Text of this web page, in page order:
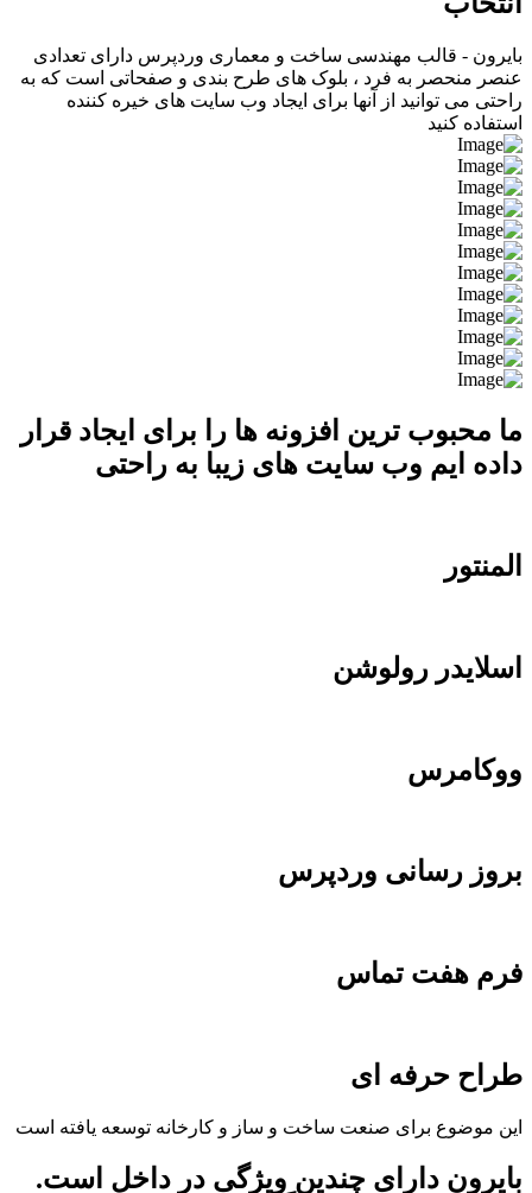
بایرون - قالب مهندسی ساخت و معماری وردپرس دارای تعدادی
عنصر منحصر به فرد ، بلوک های طرح بندی و صفحاتی است که به
راحتی می توانید از آنها برای ایجاد وب سایت های خیره کننده
استفاده کنید
ما محبوب ترین افزونه ها را برای ایجاد قرار
داده ایم وب سایت های زیبا به راحتی
المنتور
اسلایدر رولوشن
ووکامرس
بروز رسانی وردپرس
فرم هفت تماس
طراح حرفه ای
این موضوع برای صنعت ساخت و ساز و کارخانه توسعه یافته است
بایرون دارای چندین ویژگی در داخل است.